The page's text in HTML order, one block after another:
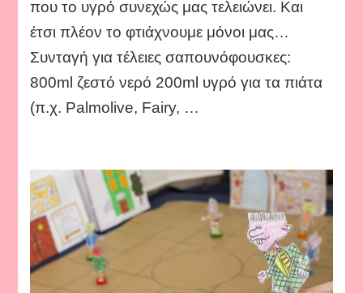
που το υγρό συνεχώς μας τελειώνει. Και
έτσι πλέον το φτιάχνουμε μόνοι μας…
Συνταγή για τέλειες σαπουνόφουσκες:
800ml ζεστό νερό 200ml υγρό για τα πιάτα
(π.χ. Palmolive, Fairy, …